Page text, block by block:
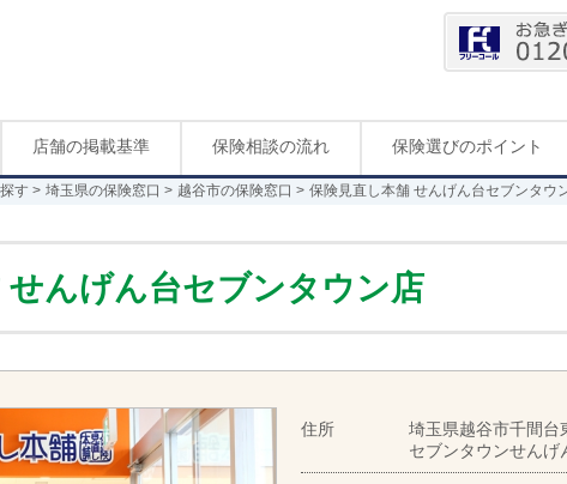
店舗の掲載基準 保険相談の流れ 保険選びのポイント
す 埼玉県の保険窓口 越谷市の保険窓口 保険見直し本舗 せんげん台セブンタウ
せんげん台セブンタウン店
住所
埼玉県越谷市千間台
セブンタウンせんげ